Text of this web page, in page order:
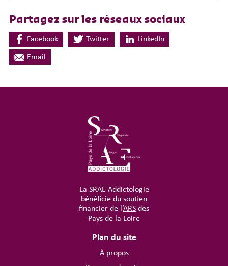
Partagez sur les réseaux sociaux
Facebook Twitter LinkedIn
Email
La SRAE Addictologie
bénéficie du soutien
financier de l’ARS des
Pays de la Loire
Plan du site
À propos